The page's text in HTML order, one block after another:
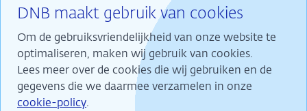
DNB maakt gebruik van cookies
Om de gebruiksvriendelijkheid van onze website te
optimaliseren, maken wij gebruik van cookies.
Lees meer over de cookies die wij gebruiken en de
gegevens die we daarmee verzamelen in onze
cookie-policy.
RSS InstagramLinkedin
X
Wij maken ons sterk voor financiële stabiliteit en
dragen daarmee bij aan duurzame welvaart in